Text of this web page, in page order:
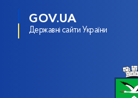
GOV.UA
Державні сайти України